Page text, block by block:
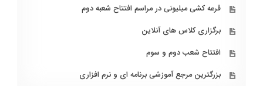
قرعه کشی میلیونی در مراسم افتتاح شعبه دوم
برگزاری کلاس های آنلاین
افتتاح شعب دوم و سوم
بزرگترین مرجع آموزشی برنامه ای و نرم افزاری